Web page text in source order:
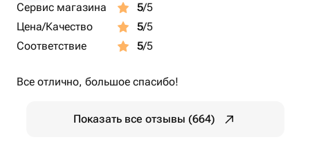
Сервис магазина 5/5
Цена/Качество
5/5
Соответствие
5/5
Все отлично, большое спасибо!
Показать все отзывы (664)